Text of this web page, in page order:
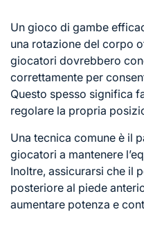
Un gioco di gambe
una rotazione del corpo
giocatori dovrebbero
correttamente per
Questo spesso significa
regolare la propria
Una tecnica comune è il
giocatori a mantenere
Inoltre, assicurarsi che il
posteriore al piede
aumentare potenza e